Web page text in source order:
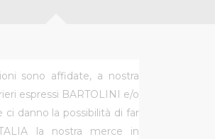
sono affidate, a nostra
espressi BARTOLINI e/o
ci danno la possibilità di far
la nostra merce in